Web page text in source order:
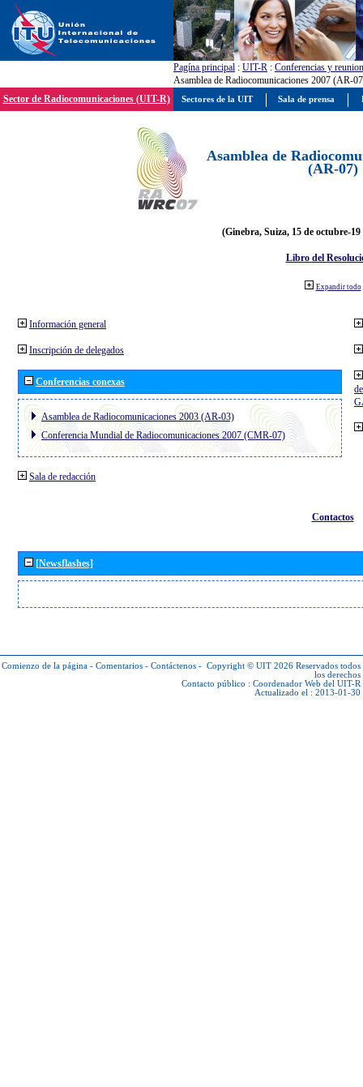
Pagína principal : UIT-R : Conferencias y
Asamblea de Radiocomunicaciones 2007 (AR-
Sector de Radiocomunicaciones (UIT-R)
Asamblea de
(AR-07)
(Ginebra, Suiza, 15 de octubre-19
Libro del
Expandir todo
Información general
Inscripción de delegados
Conferencias conexas
Asamblea de Radiocomunicaciones 2003 (AR-03)
Conferencia Mundial de Radiocomunicaciones 2007 (CMR-07)
Sala de redacción
Contactos
[Newsflashes]
Comienzo de la página - Comentarios - Contáctenos - Copyright © UIT 2026 Reservados todos
los derechos
Contacto público : Coordenador Web del UIT-R
Actualizado el : 2013-01-30
Sectores de la UIT Sala de prensa